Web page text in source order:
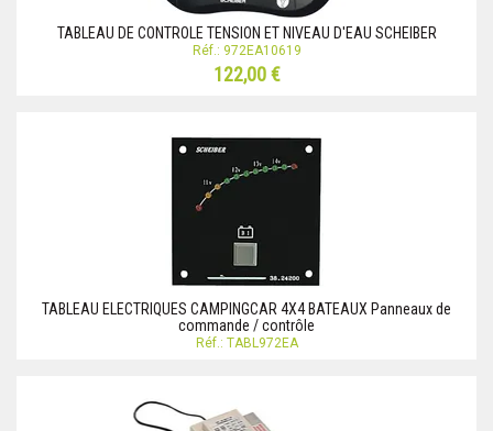
TABLEAU DE CONTROLE TENSION ET NIVEAU D'EAU SCHEIBER
Réf.: 972EA10619
122,00 €
TABLEAU ELECTRIQUES CAMPINGCAR 4X4 BATEAUX Panneaux de
commande / contrôle
Réf.: TABL972EA